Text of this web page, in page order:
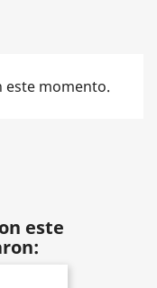
este momento.
este